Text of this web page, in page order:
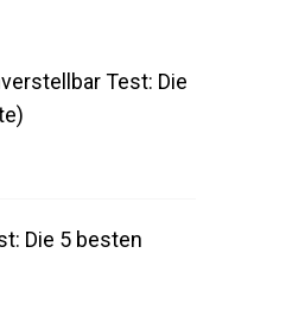
Test: Die
Die 5 besten